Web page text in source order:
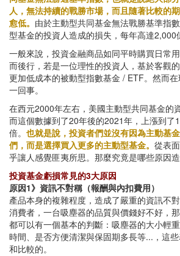
人，無法持續的戰勝市場，而且隨著比較的
愈低。 由於主動型共同基金無法戰勝基準指
型基金的投資人造成的損失，每年高達2,000
一般來說，投資金融商品如同平時購買日常
而後行，若是一位理性的投資人，基於客觀
更加低成本的被動型指數基金 / ETF。然而
一回事。
在西元2000年左右，美國主動型共同基金的
而這個數據到了20年後的2021年，上漲到了
倍。 也就是說，投資者們並沒有因為主動基
們，而是選擇買入更多的主動型基金。 從表
乎讓人感覺匪夷所思。那麼究竟是哪些原因
投資基金虧損常見的3大原因
原因1》資訊不對稱（報酬與內扣費用）
產品本身的複雜程度，造成了嚴重的資訊不
消費者，一台吸塵器的品質與價錢好不好，
都可以有一個基本的判斷：吸塵器的大小輕
時間、是否方便清潔與保固期多長等...，這
和比較的。